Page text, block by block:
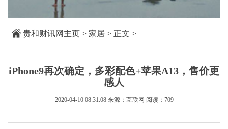
贵和财讯网主页 > 家居 > 正文 >
iPhone9再次确定，多彩配色+苹果A13，售价更
感人
2020-04-10 08:31:08 来源：互联网 阅读：709